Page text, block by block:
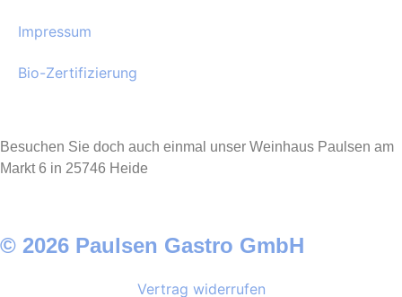
Impressum
Bio-Zertifizierung
Besuchen Sie doch auch einmal unser Weinhaus Paulsen am
Markt 6 in 25746 Heide
© 2026 Paulsen Gastro GmbH
Vertrag widerrufen